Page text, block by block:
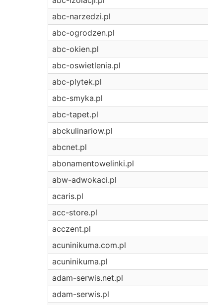
abc-narzedzi.pl
abc-ogrodzen.pl
abc-okien.pl
abc-oswietlenia.pl
abc-plytek.pl
abc-smyka.pl
abc-tapet.pl
abckulinariow.pl
abcnet.pl
abonamentowelinki.pl
abw-adwokaci.pl
acaris.pl
acc-store.pl
acczent.pl
acuninikuma.com.pl
acuninikuma.pl
adam-serwis.net.pl
adam-serwis.pl